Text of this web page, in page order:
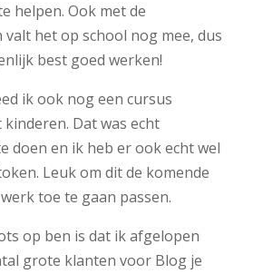
helpen. Ook met de
het op school nog mee, dus
best goed werken!
ik ook nog een cursus
Dat was echt
doen en ik heb er ook echt wel
Leuk om dit de komende
toe te gaan passen.
op ben is dat ik afgelopen
grote klanten voor Blog je